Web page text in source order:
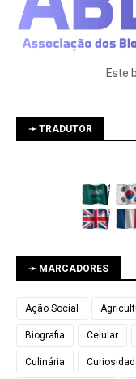
Este
➛ TRADUTOR
➛ MARCADORES
Ação Social
Biografia Celular
Culinária